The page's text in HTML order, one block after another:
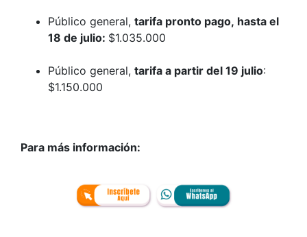
Público general, tarifa pronto pago, hasta el
18 de julio: $1.035.000
Público general, tarifa a partir del 19 julio:
$1.150.000
Para más información: